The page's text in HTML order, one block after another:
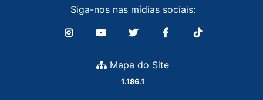
Siga-nos nas mídias sociais:
Mapa do Site
1.186.1